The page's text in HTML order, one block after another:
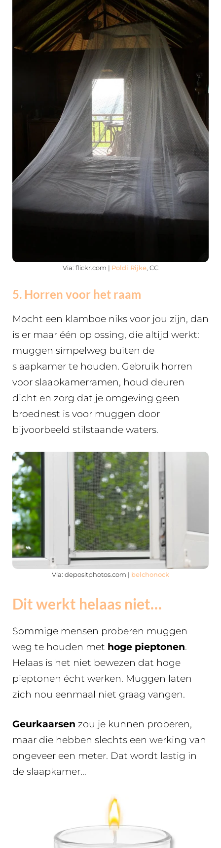
Via: flickr.com | Poldi Rijke , CC
5. Horren voor het raam
Mocht een klamboe niks voor jou zijn, dan
is er maar één oplossing, die altijd werkt:
muggen simpelweg buiten de
slaapkamer te houden. Gebruik horren
voor slaapkamerramen, houd deuren
dicht en zorg dat je omgeving geen
broednest is voor muggen door
bijvoorbeeld stilstaande waters.
Via: depositphotos.com | belchonock
Dit werkt helaas niet…
Sommige mensen proberen muggen
weg te houden met hoge pieptonen.
Helaas is het niet bewezen dat hoge
pieptonen écht werken. Muggen laten
zich nou eenmaal niet graag vangen.
Geurkaarsen zou je kunnen proberen,
maar die hebben slechts een werking van
ongeveer een meter. Dat wordt lastig in
de slaapkamer…